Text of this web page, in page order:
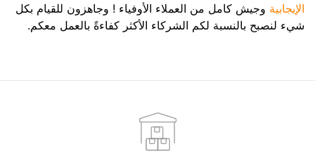
الإيجابية وجيش كامل من العملاء الأوفياء ! وجاهزون للقيام بكل
شيء لنصبح بالنسبة لكم الشركاء الأكثر كفاءةً بالعمل معكم.